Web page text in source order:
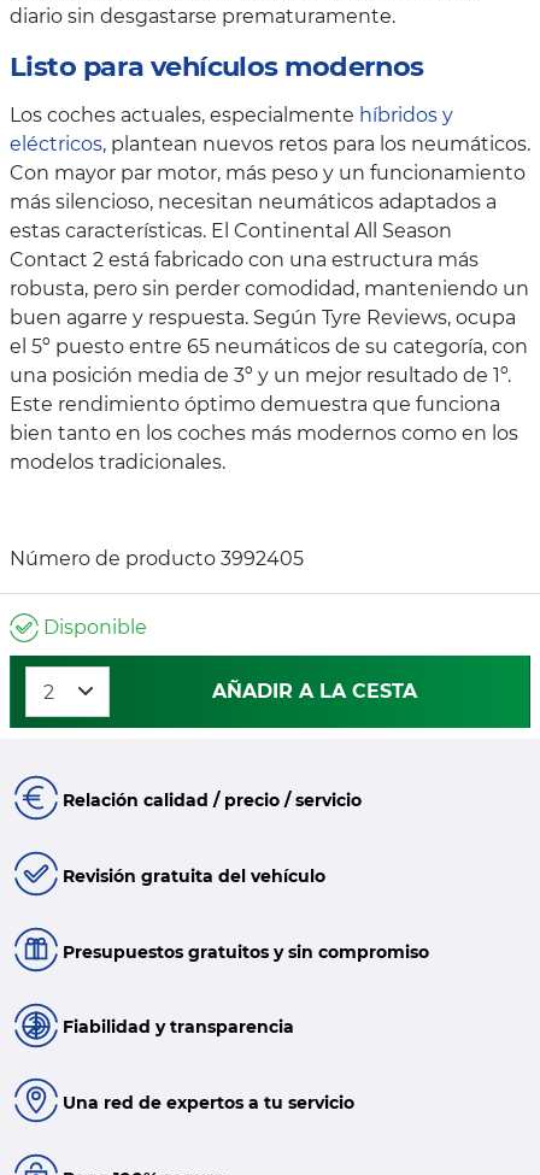
diario sin desgastarse prematuramente.
Listo para vehículos modernos
Los coches actuales, especialmente híbridos y
eléctricos, plantean nuevos retos para los neumáticos.
Con mayor par motor, más peso y un funcionamiento
más silencioso, necesitan neumáticos adaptados a
estas características. El Continental All Season
Contact 2 está fabricado con una estructura más
robusta, pero sin perder comodidad, manteniendo un
buen agarre y respuesta. Según Tyre Reviews, ocupa
el 5º puesto entre 65 neumáticos de su categoría, con
una posición media de 3º y un mejor resultado de 1º.
Este rendimiento óptimo demuestra que funciona
bien tanto en los coches más modernos como en los
modelos tradicionales.
Número de producto 3992405
Disponible
AÑADIR A LA CESTA
Relación calidad / precio / servicio
Revisión gratuita del vehículo
Presupuestos gratuitos y sin compromiso
Fiabilidad y transparencia
Una red de expertos a tu servicio